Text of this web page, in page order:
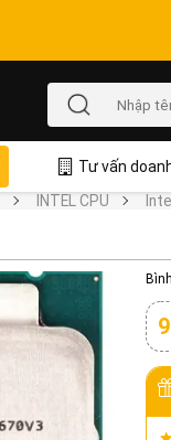
Tư vấn
INTEL CPU